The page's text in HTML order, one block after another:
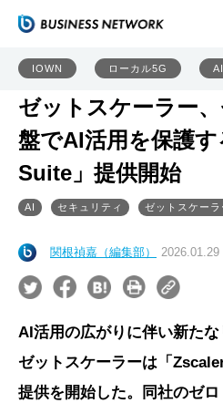
IOWN ローカル5G AI
ゼットスケーラー
盤でAI活用を保護
Suite」提供開始
AI セキュリティ ゼットスケーラ
関根禎嘉（編集部） 2026.01.29
AI活用の広がりに伴い新たな
ゼットスケーラーは「
提供を開始した。同社のゼロ